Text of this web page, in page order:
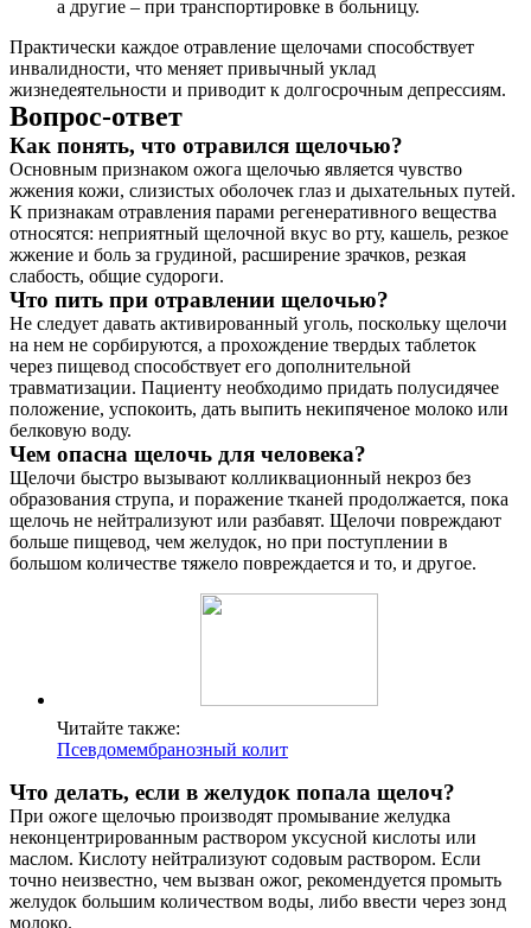
а другие – при транспортировке в больницу.
Практически каждое отравление щелочами способствует
инвалидности, что меняет привычный уклад
жизнедеятельности и приводит к долгосрочным депрессиям.
Вопрос-ответ
Как понять, что отравился щелочью?
Основным признаком ожога щелочью является чувство
жжения кожи, слизистых оболочек глаз и дыхательных путей.
К признакам отравления парами регенеративного вещества
относятся: неприятный щелочной вкус во рту, кашель, резкое
жжение и боль за грудиной, расширение зрачков, резкая
слабость, общие судороги.
Что пить при отравлении щелочью?
Не следует давать активированный уголь, поскольку щелочи
на нем не сорбируются, а прохождение твердых таблеток
через пищевод способствует его дополнительной
травматизации. Пациенту необходимо придать полусидячее
положение, успокоить, дать выпить некипяченое молоко или
белковую воду.
Чем опасна щелочь для человека?
Щелочи быстро вызывают колликвационный некроз без
образования струпа, и поражение тканей продолжается, пока
щелочь не нейтрализуют или разбавят. Щелочи повреждают
больше пищевод, чем желудок, но при поступлении в
большом количестве тяжело повреждается и то, и другое.
Читайте также:
Псевдомембранозный колит
Что делать, если в желудок попала щелоч?
При ожоге щелочью производят промывание желудка
неконцентрированным раствором уксусной кислоты или
маслом. Кислоту нейтрализуют содовым раствором. Если
точно неизвестно, чем вызван ожог, рекомендуется промыть
желудок большим количеством воды, либо ввести через зонд
молоко.